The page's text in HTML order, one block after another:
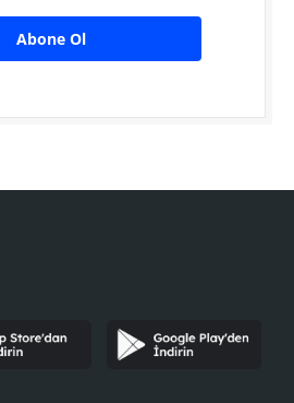
Abone Ol